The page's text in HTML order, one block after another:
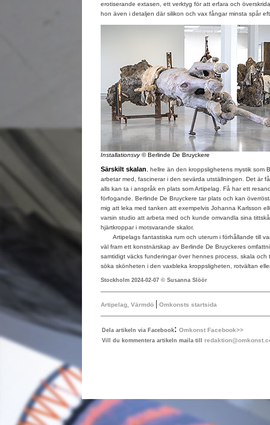
erotiserande extasen, ett verktyg för att erfara och
hon även i detaljen där silikon och vax fångar minsta spår
Installationsvy© Berlinde De Bruyckere
Särskilt skalan , hellre än den kroppslighetens mystik som
arbetar med, fascinerar i den sevärda utställningen. Det är
alls kan ta i anspråk en plats som Artipelag. Få har ett
förfogande. Berlinde De Bruyckere tar plats och kan
mig att leka med tanken att exempelvis Johanna Karlsson
varsin studio att arbeta med och kunde omvandla sina
hjärtkroppar i motsvarande skalor.
Artipelags fantastiska rum och uterum i förhållande till
väl fram ett konstnärskap av Berlinde De Bruyckeres
samtidigt väcks funderingar över hennes process, skala och
söka skönheten i den vaxbleka kroppsligheten, rotvältan
Stockholm 2024-02-07 © Susanna Slöör
Artipelag, Värmdö | Omkonsts startsida
Dela artikeln via Facebook: Omkonst Facebook>>
Vill du kommentera artikeln maila till